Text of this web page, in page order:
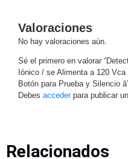
de 4
CanalesTurboHD
de 8
Canales
Monitores
Pantallas
de
Valoraciones
No hay valoraciones aún.
Sé el primero en valorar
Iónico / se Alimenta a 120 Vca
Botón para Prueba y Silencio
Debes accederpara publicar
Relacionados